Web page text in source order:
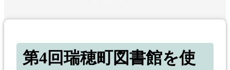
第4回瑞穂町図書館を使